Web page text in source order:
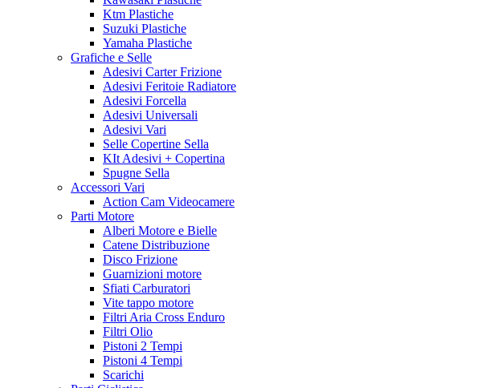
Ktm Plastiche
Suzuki Plastiche
Yamaha Plastiche
Grafiche e Selle
Adesivi Carter Frizione
Adesivi Feritoie Radiatore
Adesivi Forcella
Adesivi Universali
Adesivi Vari
Selle Copertine Sella
KIt Adesivi + Copertina
Spugne Sella
Accessori Vari
Action Cam Videocamere
Parti Motore
Alberi Motore e Bielle
Catene Distribuzione
Disco Frizione
Guarnizioni motore
Sfiati Carburatori
Vite tappo motore
Filtri Aria Cross Enduro
Filtri Olio
Pistoni 2 Tempi
Pistoni 4 Tempi
Scarichi